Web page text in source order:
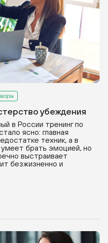
убеждения
в России тренинг по
ясно: главная
техник, а в
брать эмоцией, но
выстраивает
безжизненно и